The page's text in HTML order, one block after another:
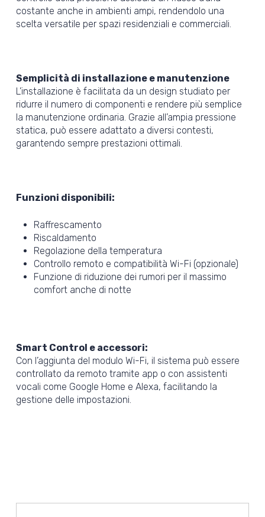
costante anche in ambienti ampi, rendendolo una
scelta versatile per spazi residenziali e commerciali.
Semplicità di installazione e manutenzione
L’installazione è facilitata da un design studiato per
ridurre il numero di componenti e rendere più semplice
la manutenzione ordinaria. Grazie all’ampia pressione
statica, può essere adattato a diversi contesti,
garantendo sempre prestazioni ottimali.
Funzioni disponibili:
Raffrescamento
Riscaldamento
Regolazione della temperatura
Controllo remoto e compatibilità Wi-Fi (opzionale)
Funzione di riduzione dei rumori per il massimo
comfort anche di notte
Smart Control e accessori:
Con l’aggiunta del modulo Wi-Fi, il sistema può essere
controllato da remoto tramite app o con assistenti
vocali come Google Home e Alexa, facilitando la
gestione delle impostazioni.